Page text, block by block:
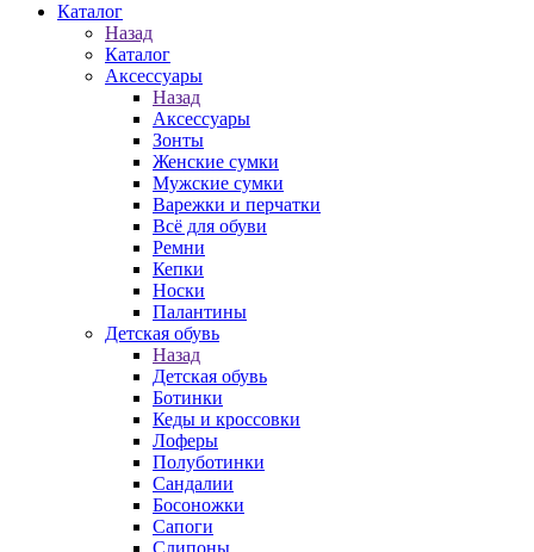
Каталог
Назад
Каталог
Аксессуары
Назад
Аксессуары
Зонты
Женские сумки
Мужские сумки
Варежки и перчатки
Всё для обуви
Ремни
Кепки
Носки
Палантины
Детская обувь
Назад
Детская обувь
Ботинки
Кеды и кроссовки
Лоферы
Полуботинки
Сандалии
Босоножки
Сапоги
Слипоны